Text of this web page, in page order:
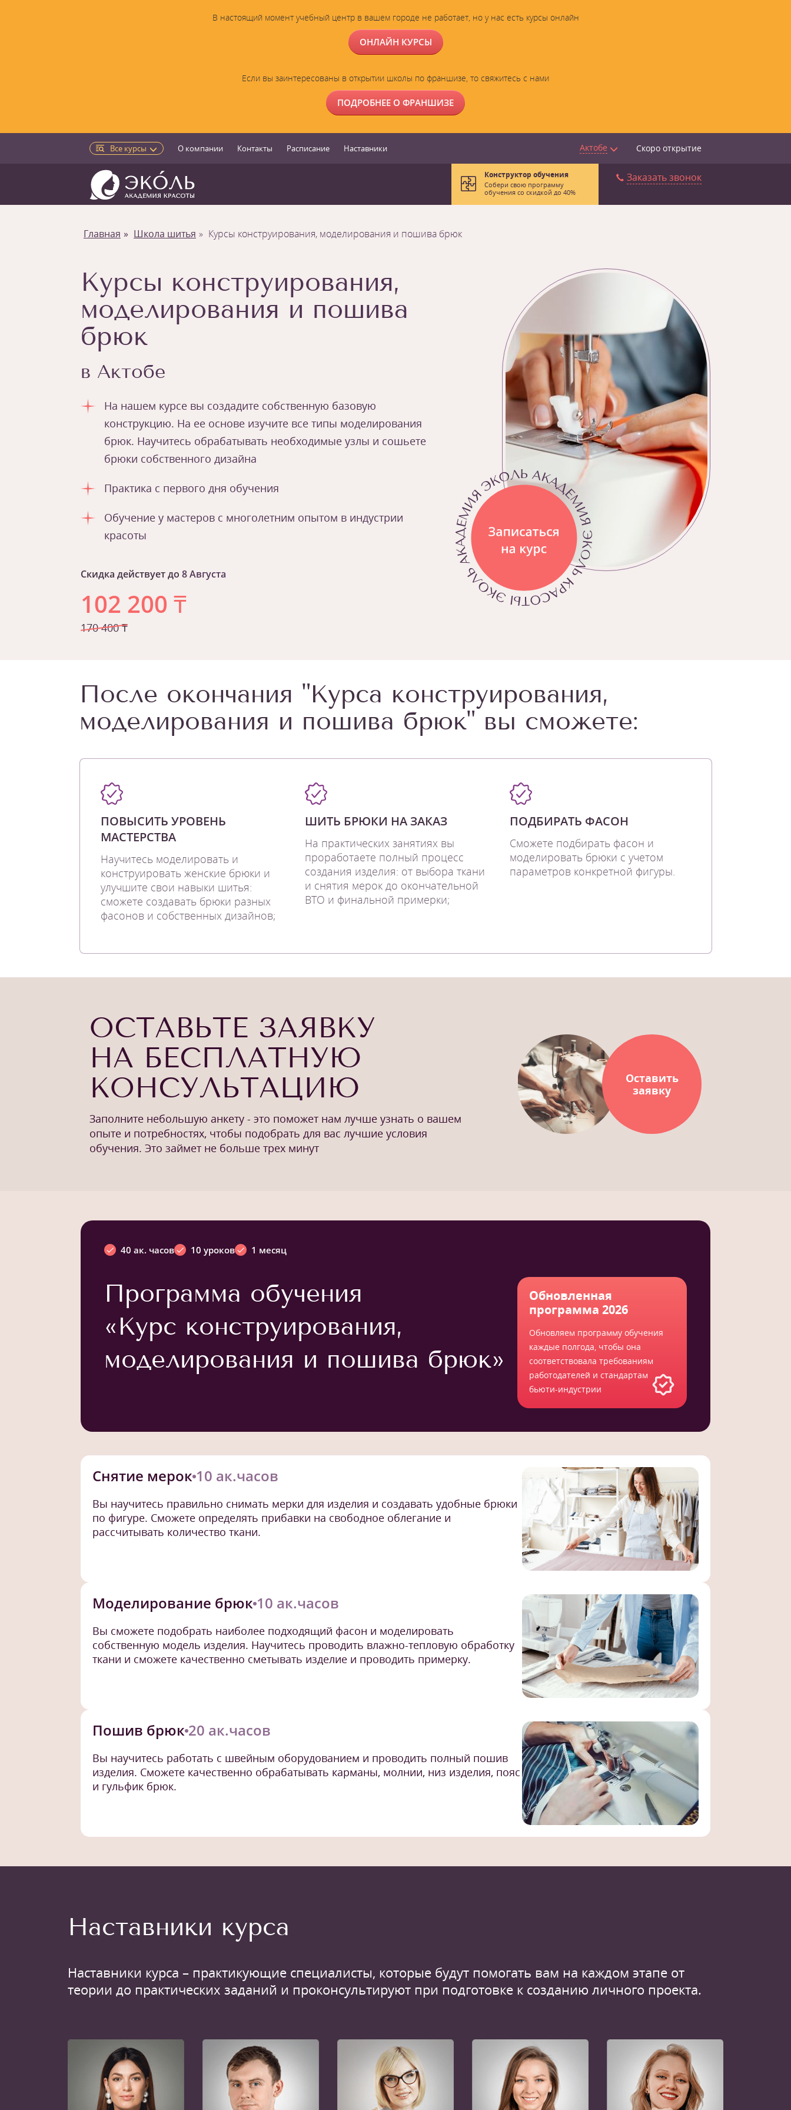
В настоящий момент учебный центр в вашем городе не работает, но у нас есть курсы онлайн
ОНЛАЙН КУРСЫ
Если вы заинтересованы в открытии школы по франшизе, то свяжитесь с нами
ПОДРОБНЕЕ О ФРАНШИЗЕ
Все курсы О компании Контакты Расписание Наставники Актобе Скоро открытие
Заказать звонок
Конструктор обучения
Собери свою программу
обучения со скидкой до 40%
Главная Школа шитья Курсы конструирования, моделирования и пошива брюк
Курсы конструирования,
моделирования и пошива
брюк
в Актобе
На нашем курсе вы создадите собственную базовую
конструкцию. На ее основе изучите все типы моделирования
брюк. Научитесь обрабатывать необходимые узлы и сошьете
брюки собственного дизайна
Практика с первого дня обучения
Обучение у мастеров с многолетним опытом в индустрии
красоты
Скидка действует до 8 Августа
102 200 ₸
170 400 ₸
После окончания "Курса конструирования,
моделирования и пошива брюк" вы сможете:
ПОВЫСИТЬ УРОВЕНЬ
МАСТЕРСТВА
Научитесь моделировать и
конструировать женские брюки и
улучшите свои навыки шитья:
сможете создавать брюки разных
фасонов и собственных дизайнов;
ШИТЬ БРЮКИ НА ЗАКАЗ
На практических занятиях вы
проработаете полный процесс
создания изделия: от выбора ткани
и снятия мерок до окончательной
ВТО и финальной примерки;
ПОДБИРАТЬ ФАСОН
Сможете подбирать фасон и
моделировать брюки с учетом
параметров конкретной фигуры.
ОСТАВЬТЕ ЗАЯВКУ
НА БЕСПЛАТНУЮ
КОНСУЛЬТАЦИЮ
Заполните небольшую анкету - это поможет нам лучше узнать о вашем
опыте и потребностях, чтобы подобрать для вас лучшие условия
обучения. Это займет не больше трех минут
Оставить
заявку
40 ак. часов 10 уроков 1 месяц
Программа обучения
«Курс конструирования,
моделирования и пошива брюк»
Обновленная
программа 2026
Обновляем программу обучения
каждые полгода, чтобы она
соответствовала требованиям
работодателей и стандартам
бьюти-индустрии
Снятие мерок 10 ак.часов
Вы научитесь правильно снимать мерки для изделия и создавать удобные брюки
по фигуре. Сможете определять прибавки на свободное облегание и
рассчитывать количество ткани.
Моделирование брюк 10 ак.часов
Вы сможете подобрать наиболее подходящий фасон и моделировать
собственную модель изделия. Научитесь проводить влажно-тепловую обработку
ткани и сможете качественно сметывать изделие и проводить примерку.
Пошив брюк 20 ак.часов
Вы научитесь работать с швейным оборудованием и проводить полный пошив
изделия. Сможете качественно обрабатывать карманы, молнии, низ изделия, пояс
и гульфик брюк.
Наставники курса
Наставники курса – практикующие специалисты, которые будут помогать вам на каждом этапе от
теории до практических заданий и проконсультируют при подготовке к созданию личного проекта.